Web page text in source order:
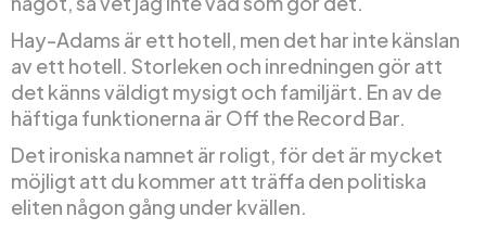
Hay-Adams är ett hotell, men det har inte känslan
av ett hotell. Storleken och inredningen gör att
det känns väldigt mysigt och familjärt. En av de
häftiga funktionerna är Off the Record Bar.
Det ironiska namnet är roligt, för det är mycket
möjligt att du kommer att träffa den politiska
eliten någon gång under kvällen.